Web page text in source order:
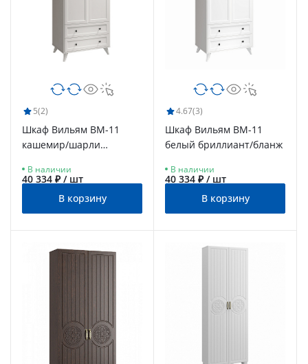
5(2)
Шкаф Вильям ВМ-11
кашемир/шарли
В наличии
40 334 ₽ / шт
В корзину
4.67(3)
Шкаф Вильям ВМ-11
белый бриллиант/бланж
В наличии
40 334 ₽ / шт
В корзину